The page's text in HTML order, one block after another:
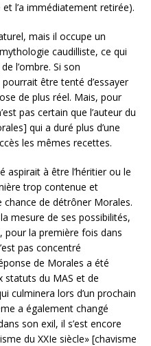
l’a immédiatement retirée).
mais il occupe un
caudilliste, ce qui
l’ombre. Si son
être tenté d’essayer
de plus réel. Mais, pour
pas certain que l’auteur du
qui a duré plus d’une
les mêmes recettes.
aspirait à être l’héritier ou le
trop contenue et
de détrôner Morales.
mesure de ses possibilités,
pour la première fois dans
pas concentré
de Morales a été
statuts du MAS et de
culminera lors d’un prochain
a également changé
son exil, il s’est encore
du XXIe siècle» [chavisme